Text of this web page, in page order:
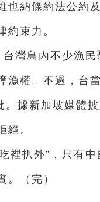
納條約法公約
約束力。
灣島內不少漁
漁權。不過，台
。據新加坡媒體
絕。
裡扒外”，只有
。（完）